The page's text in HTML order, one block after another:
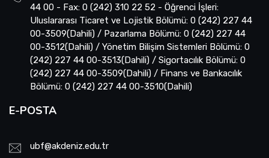
44 00 - Fax: 0 (242) 310 22 52 - Öğrenci İşleri:
Uluslararası Ticaret ve Lojistik Bölümü: 0 (242) 227 44
00-3509(Dahili) / Pazarlama Bölümü: 0 (242) 227 44
00-3512(Dahili) / Yönetim Bilişim Sistemleri Bölümü: 0
(242) 227 44 00-3513(Dahili) / Sigortacılık Bölümü: 0
(242) 227 44 00-3509(Dahili) / Finans ve Bankacılık
Bölümü: 0 (242) 227 44 00-3510(Dahili)
E-POSTA
ubf@akdeniz.edu.tr